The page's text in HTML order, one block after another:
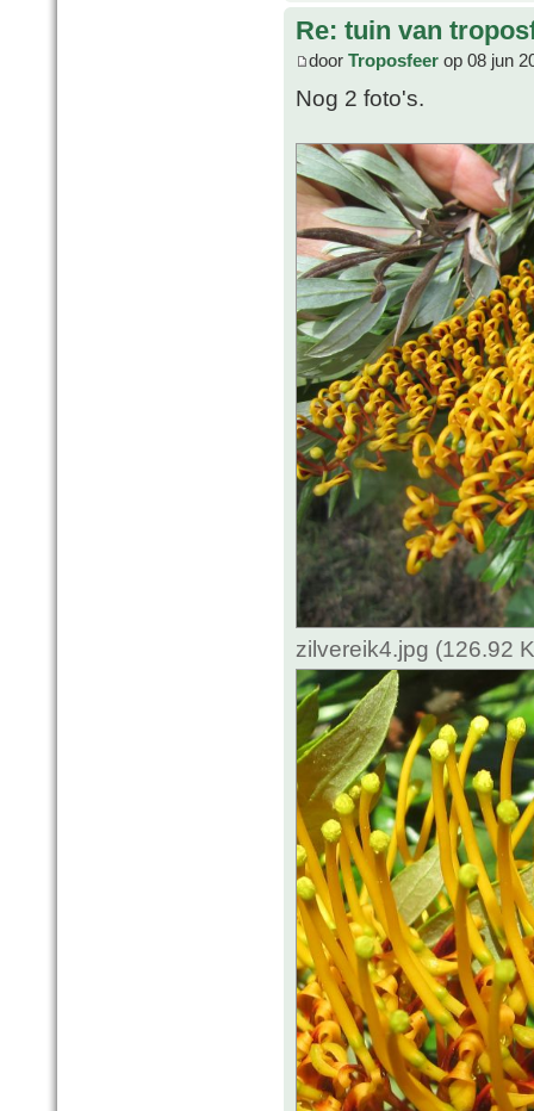
Re: tuin van
door Troposfeer op 08 jun
Nog 2 foto's.
zilvereik4.jpg (126.92